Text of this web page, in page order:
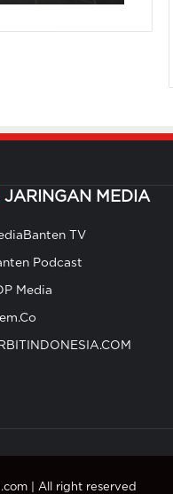
JARINGAN MEDIA
TV
Podcast
Media
| All right reserved